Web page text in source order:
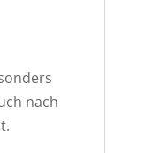
nach